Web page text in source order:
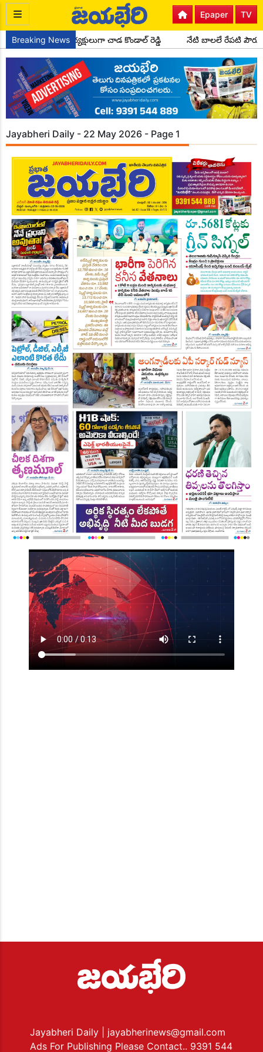
TV
Epaper
Breaking News
సైదాపూర్ మండల అధ్యక్షులుగా చాడ కొండాల్ రెడ్డి నేటి బాలలే రేపటి
Jayabheri Daily - 22 May 2026 - Page 1
Jayabheri Daily
| jayabherinews@gmail.com
Ads For Publishing Please Contact.. 9391 544